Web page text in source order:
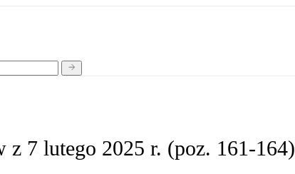
z 7 lutego 2025 r. (poz. 161-164)